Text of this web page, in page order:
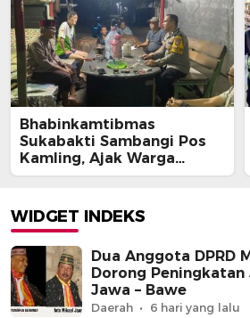
Bhabinkamtibmas
Sukabakti Sambangi Pos
Kamling, Ajak Warga
Tingkatkan Keamanan
Program Jaga Jakarta+
WIDGET INDEKS
Dua Anggota DPRD
Dorong Peningkatan
Jawa – Bawe
Daerah 6 hari yang lalu